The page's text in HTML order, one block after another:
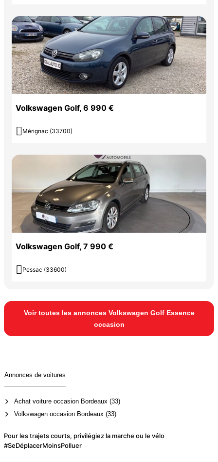
Volkswagen Golf, 6 990 €
 Mérignac (33700)
Volkswagen Golf, 7 990 €
 Pessac (33600)
Voir toutes les annonces Volkswagen Golf Essence
occasion
Annonces de voitures
Achat voiture occasion Bordeaux (33)
Volkswagen occasion Bordeaux (33)
Pour les trajets courts, privilégiez la marche ou le vélo
#SeDéplacerMoinsPolluer